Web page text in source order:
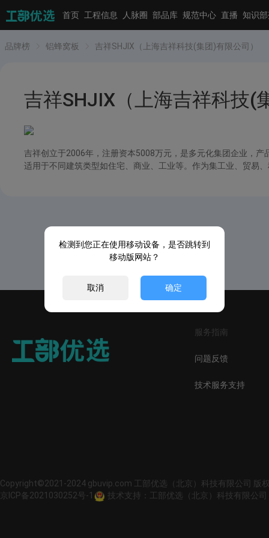
首页 工程信息 人脉圈 部品库 规范中心 直播 知识
品牌榜 铝蜂窝板 吉祥SHJIX（上海吉祥科技(集团)有限公司）
吉祥SHJIX（上海吉祥科技(
吉祥创立于2006年，注册资本5008万元，是多元化集团企业，
适用于不同建筑类型如住宅、商业、工业等。作为集工业、贸易
服务指南
问题反馈
技术服务支持
Copyright©2021-2024 gbuvip.com 工部优选（北京）科技有限公司 版
京ICP备2021030252号-1
技术支持：工部优选（北京）科技有限公司
检测到您正在使用移动设备，是否跳转到
移动版网站？
取消 确定